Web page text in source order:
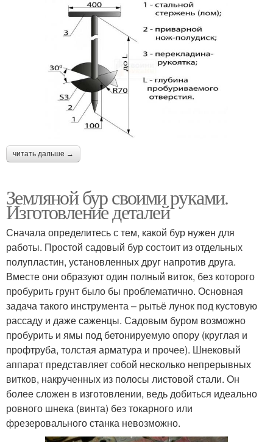
читать дальше →
Земляной бур своими руками.
Изготовление деталей
Сначала определитесь с тем, какой бур нужен для
работы. Простой садовый бур состоит из отдельных
полупластин, установленных друг напротив друга.
Вместе они образуют один полный виток, без которого
пробурить грунт было бы проблематично. Основная
задача такого инструмента – рытьё лунок под кустовую
рассаду и даже саженцы. Садовым буром возможно
пробурить и ямы под бетонируемую опору (круглая и
профтруба, толстая арматура и прочее). Шнековый
аппарат представляет собой несколько непрерывных
витков, накрученных из полосы листовой стали. Он
более сложен в изготовлении, ведь добиться идеально
ровного шнека (винта) без токарного или
фрезеровального станка невозможно.